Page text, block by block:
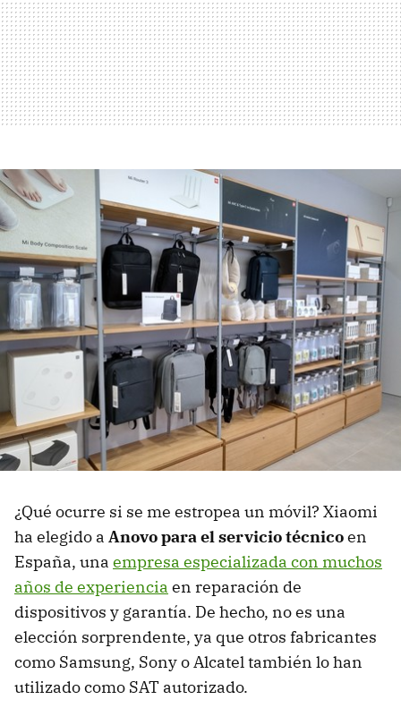
¿Qué ocurre si se me estropea un móvil? Xiaomi
ha elegido a Anovo para el servicio técnicoen
España, una empresa especializada con muchos
años de experiencia en reparación de
dispositivos y garantía. De hecho, no es una
elección sorprendente, ya que otros fabricantes
como Samsung, Sony o Alcatel también lo han
utilizado como SAT autorizado.